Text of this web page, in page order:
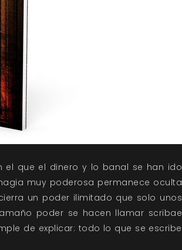
el que el dinero y lo banal se han ido
muy poderosa permanece oculta
un poder ilimitado que solo unos
poder se hacen llamar scribae
de explicar: todo lo que se escribe